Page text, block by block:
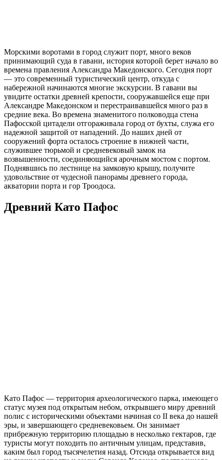
Морскими воротами в город служит порт, много веков
принимающий суда в гавани, история которой берет начало во
времена правления Александра Македонского. Сегодня порт
— это современный туристический центр, откуда с
набережной начинаются многие экскурсии. В гавани вы
увидите остатки древней крепости, сооружавшейся еще при
Александре Македонском и перестраивавшейся много раз в
средние века. Во времена знаменитого полководца стена
Пафосской цитадели отгораживала город от бухты, служа его
надежной защитой от нападений. До наших дней от
сооружений форта осталось строение в нижней части,
служившее тюрьмой и средневековый замок на
возвышенности, соединяющийся арочным мостом с портом.
Поднявшись по лестнице на замковую крышу, получите
удовольствие от чудесной панорамы древнего города,
акватории порта и гор Троодоса.
Древний Като Пафос
Като Пафос — территория археологического парка, имеющего
статус музея под открытым небом, открывшего миру древний
полис с историческими объектами начиная со II века до нашей
эры, и завершающего средневековьем. Он занимает
прибрежную территорию площадью в несколько гектаров, где
туристы могут походить по античным улицам, представив,
каким был город тысячелетия назад. Отсюда открывается вид